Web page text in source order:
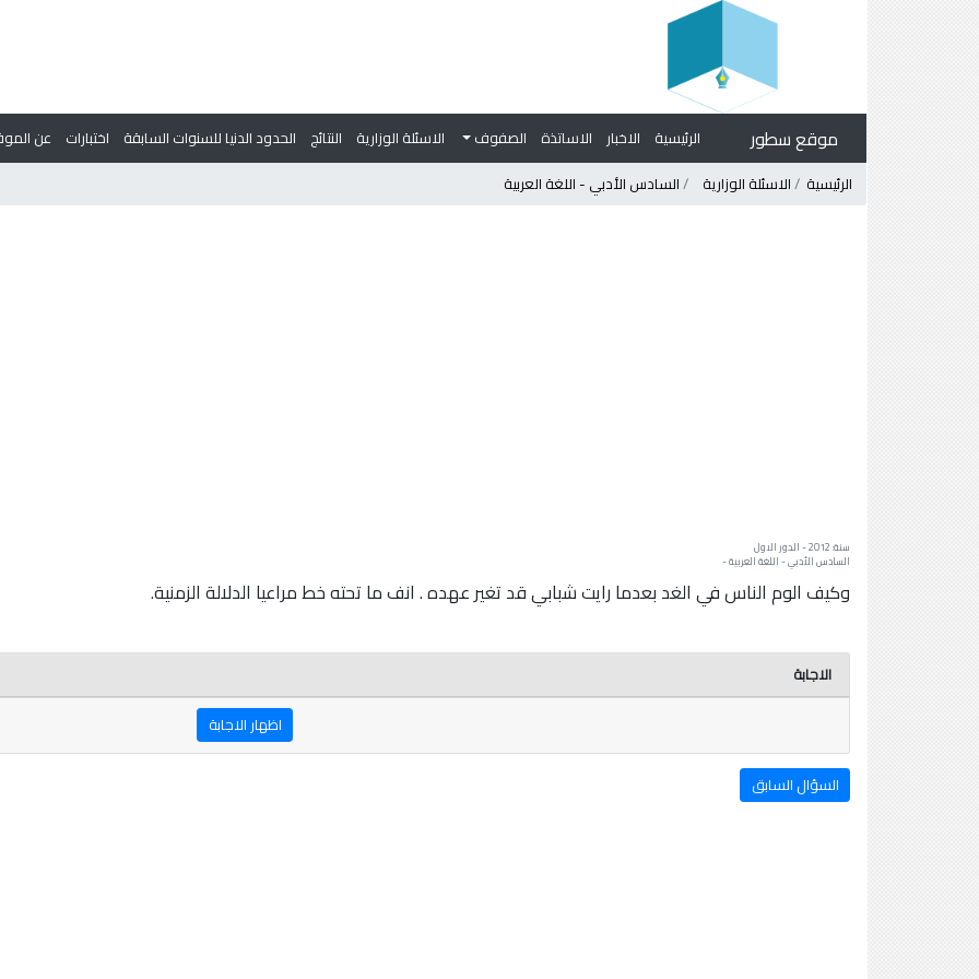
موقع سطور الرئيسية الاخبار الاساتذة الصفوف الاسئلة الوزارية النتائج الحدود الدنيا للسنوات السابقة اختبارات عن
الرئيسية
الاسئلة الوزارية السادس الأدبي - اللغة العربية
سنة: 2012 - الدور الاول
السادس الأدبي - اللغة العربية -
وكيف الوم الناس في الغد بعدما رايت شبابي قد تغير عهده . انف ما تحته خط مراعيا الدلالة الزمنية.
الاجابة
اظهار الاجابة
السؤال السابق